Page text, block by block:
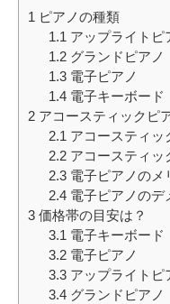
調律
修理
タッチ・音色の調整
ピアノクリーニングと引
ピアノレンタル
1 ピアノの種類
1.1 アップライトピ
1.2グランドピアノ
1.3電子ピアノ
1.4電子キーボード
2 アコースティックピ
2.1 アコースティッ
2.2アコースティッ
2.3電子ピアノのメ
2.4電子ピアノのデ
3 価格帯の目安は？
3.1 電子キーボード
3.2電子ピアノ
3.3アップライトピ
3.4グランドピアノ